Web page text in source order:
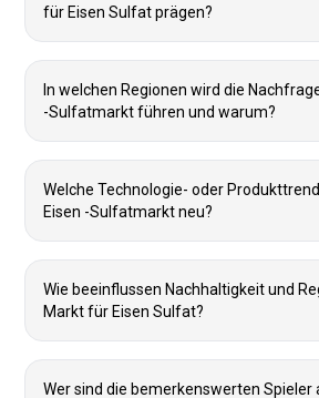
für Eisen Sulfat prägen?
In welchen Regionen wird die
-Sulfatmarkt führen und warum?
Welche Technologie- oder
Eisen -Sulfatmarkt neu?
Wie beeinflussen Nachhaltigkeit und
Markt für Eisen Sulfat?
Wer sind die bemerkenswerten Spieler